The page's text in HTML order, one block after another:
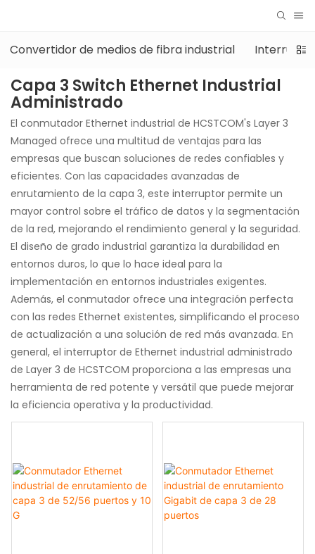
Convertidor de medios de fibra industrial
Capa 3 Switch Ethernet Industrial
Administrado
El conmutador Ethernet industrial de HCSTCOM's Layer 3
Managed ofrece una multitud de ventajas para las
empresas que buscan soluciones de redes confiables y
eficientes. Con las capacidades avanzadas de
enrutamiento de la capa 3, este interruptor permite un
mayor control sobre el tráfico de datos y la segmentación
de la red, mejorando el rendimiento general y la seguridad.
El diseño de grado industrial garantiza la durabilidad en
entornos duros, lo que lo hace ideal para la
implementación en entornos industriales exigentes.
Además, el conmutador ofrece una integración perfecta
con las redes Ethernet existentes, simplificando el proceso
de actualización a una solución de red más avanzada. En
general, el interruptor de Ethernet industrial administrado
de Layer 3 de HCSTCOM proporciona a las empresas una
herramienta de red potente y versátil que puede mejorar
la eficiencia operativa y la productividad.